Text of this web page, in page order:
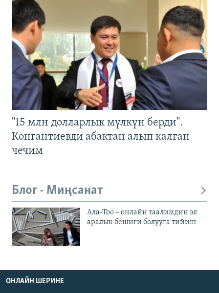
"15 млн долларлык мүлкүн берди".
Конгантиевди абактан алып калган
чечим
Блог - Миңсанат
Ала-Тоо – онлайн таалимдин эл
аралык бешиги болууга тийиш
ОНЛАЙН ШЕРИНЕ